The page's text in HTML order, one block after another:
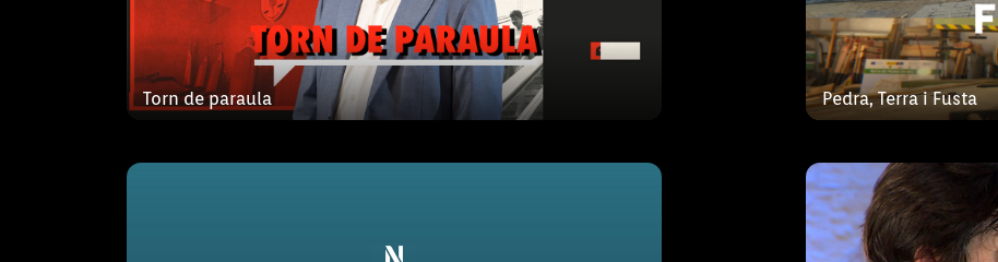
Torn de paraula Pedra, Terra i Fusta
Edicions especials dels Serveis d'esports que ens
ofereixen una mirada detallada dels esdeveniments
La televisió, la
s’ompliran d’una